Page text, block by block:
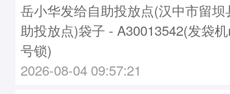
岳小华发给自助投放点(汉中市留
助投放点)袋子 - A30013542(发袋
号锁)
2026-08-04 09:57:21